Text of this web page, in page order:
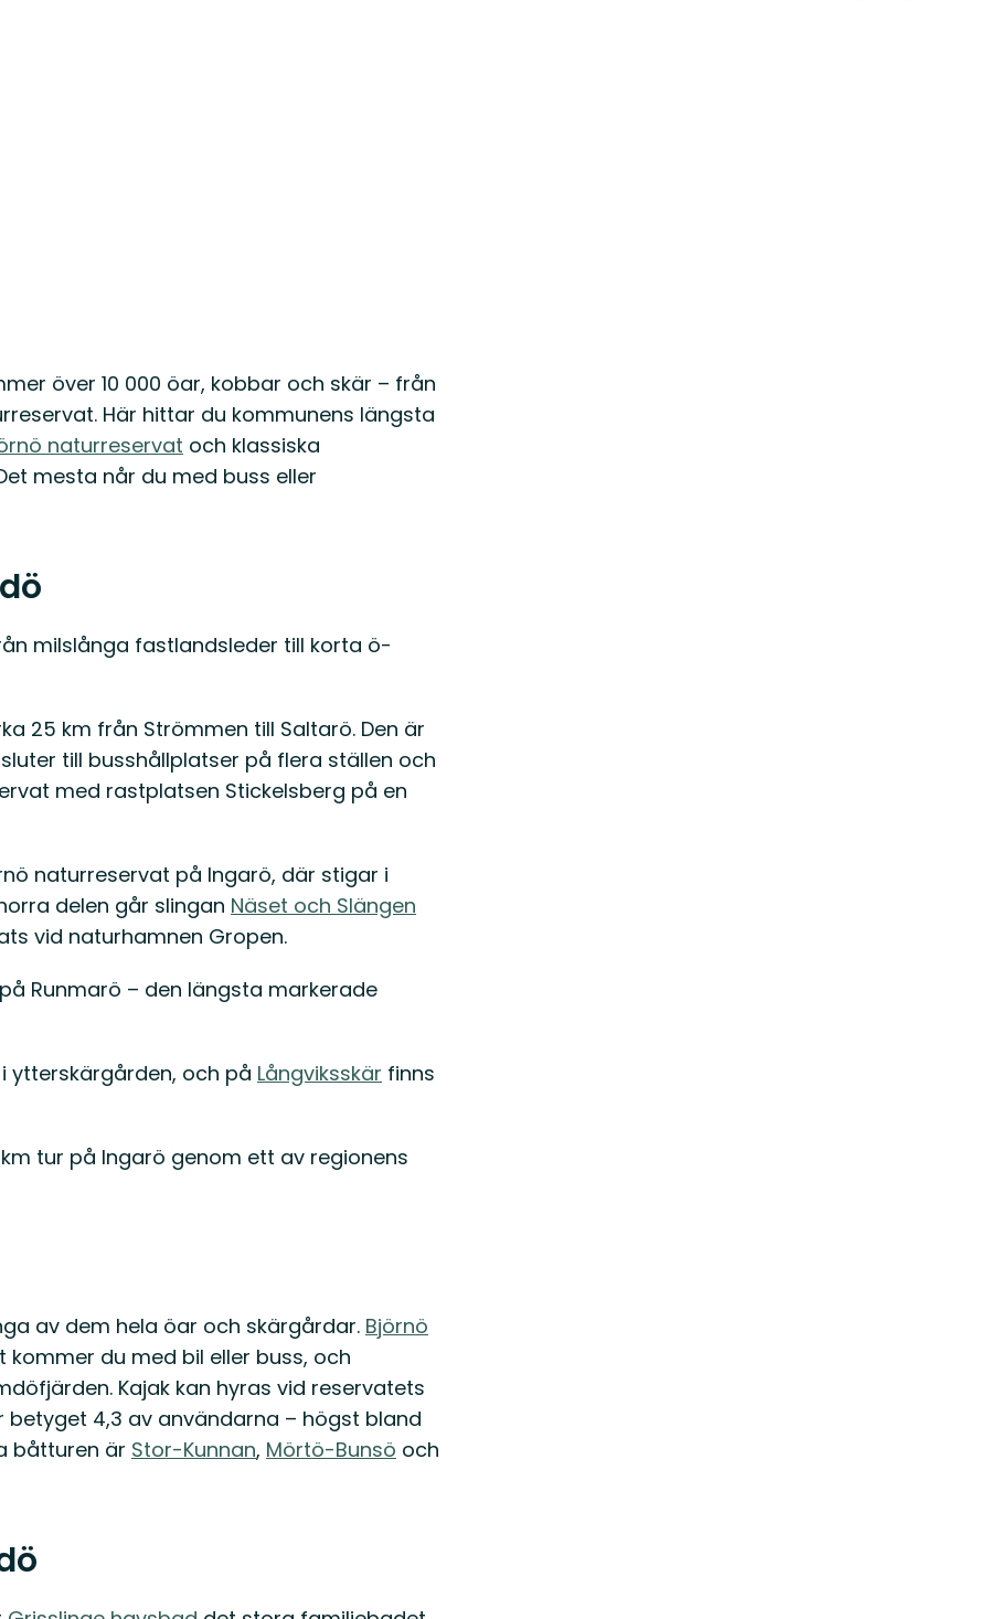
över 10 000 öar, kobbar och skär – från
Här hittar du kommunens längsta
naturreservat och klassiska
mesta når du med buss eller
milslånga fastlandsleder till korta ö-
25 km från Strömmen till Saltarö. Den är
till busshållplatser på flera ställen och
med rastplatsen Stickelsberg på en
naturreservat på Ingarö, där stigar i
delen går slingan Näset och Slängen
vid naturhamnen Gropen.
Runmarö – den längsta markerade
ytterskärgården, och på Långviksskär finns
tur på Ingarö genom ett av regionens
av dem hela öar och skärgårdar. Björnö
du med bil eller buss, och
Kajak kan hyras vid reservatets
betyget 4,3 av användarna – högst bland
båtturen är Stor-Kunnan, Mörtö-Bunsö och